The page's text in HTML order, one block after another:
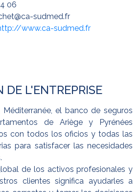
06
sudmed.fr
www.ca-sudmed.fr
DE L'ENTREPRISE
el banco de seguros
de Ariège y Pyrénées
con todos los oficios y todas las
para satisfacer las necesidades
de los activos profesionales y
clientes significa ayudarles a